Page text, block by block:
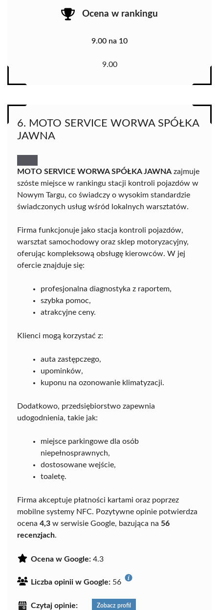
Ocena w rankingu
9.00 na 10
9.00
6. MOTO SERVICE WORWA SPÓŁKA
JAWNA
MOTO SERVICE WORWA SPÓŁKA JAWNA zajmuje
szóste miejsce w rankingu stacji kontroli pojazdów w
Nowym Targu, co świadczy o wysokim standardzie
świadczonych usług wśród lokalnych warsztatów.
Firma funkcjonuje jako stacja kontroli pojazdów,
warsztat samochodowy oraz sklep motoryzacyjny,
oferując kompleksową obsługę kierowców. W jej
ofercie znajduje się:
profesjonalna diagnostyka z raportem,
szybka pomoc,
atrakcyjne ceny.
Klienci mogą korzystać z:
auta zastępczego,
upominków,
kuponu na ozonowanie klimatyzacji.
Dodatkowo, przedsiębiorstwo zapewnia
udogodnienia, takie jak:
miejsce parkingowe dla osób
niepełnosprawnych,
dostosowane wejście,
toaletę.
Firma akceptuje płatności kartami oraz poprzez
mobilne systemy NFC. Pozytywne opinie potwierdza
ocena 4,3 w serwisie Google, bazująca na 56
recenzjach.
Ocena w Google: 4.3
Liczba opinii w Google: 56
Czytaj opinie: Zobacz profil